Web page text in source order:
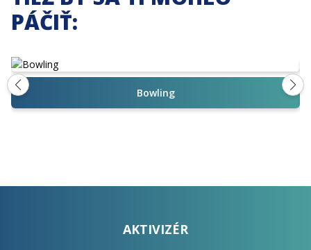
PÁČIŤ:
Bowling
AKTIVIZÉR